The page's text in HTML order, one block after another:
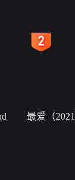
最爱（2021